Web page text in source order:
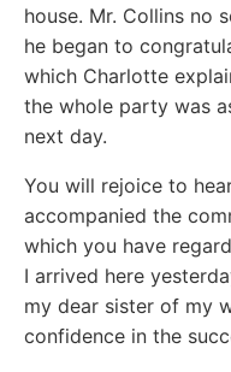
house. Mr. Collins no
he began to
which Charlotte
the whole party was
next day.
You will rejoice to
accompanied the
which you have
I arrived here
my dear sister of my
confidence in the